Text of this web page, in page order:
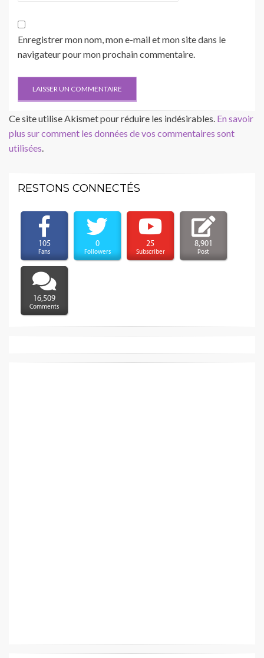
Enregistrer mon nom, mon e-mail et mon site dans le
navigateur pour mon prochain commentaire.
Ce site utilise Akismet pour réduire les indésirables. En savoir
plus sur comment les données de vos commentaires sont
utilisées.
RESTONS CONNECTÉS
105
Fans
0
Followers
25
Subscriber
8,901
Post
16,509
Comments